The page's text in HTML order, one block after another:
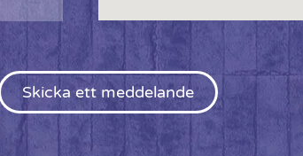
Skicka ett meddelande